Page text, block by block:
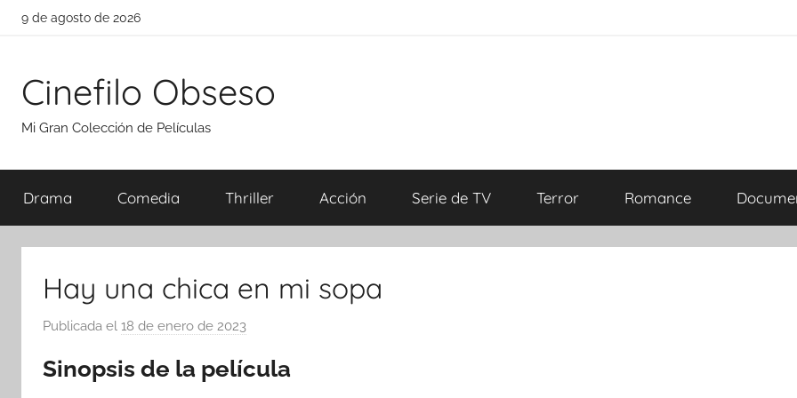
Saltar
9 de agosto de 2026
Cinefilo Obseso
Mi Gran Colección de Películas
Drama Comedia Thriller Acción Serie de TV Terror Romance
Hay una chica en mi sopa
Publicada el 18 de enero de 2023
r
Sinopsis de la película